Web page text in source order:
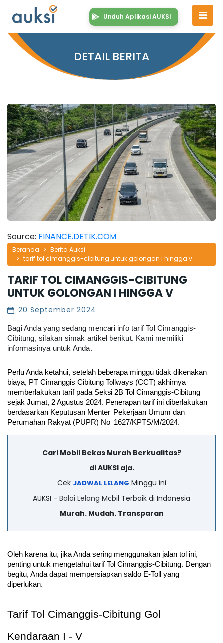
Unduh Aplikasi AUKSI
DETAIL BERITA
Beranda
Berita Auksi
tarif tol cimanggis-cibitung untuk golongan i hingga v
TARIF TOL CIMANGGIS-CIBITUNG
UNTUK GOLONGAN I HINGGA V
20 September 2024
Bagi Anda yang sedang mencari info tarif Tol Cimanggis-
Cibitung, silakan simak artikel berikut. Kami memiliki
informasinya untuk Anda.
Perlu Anda ketahui, setelah beberapa minggu tidak dikenakan
biaya, PT Cimanggis Cibitung Tollways (CCT) akhirnya
memberlakukan tarif pada Seksi 2B Tol Cimanggis-Cibitung
sejak Jumat, 2 Agustus 2024. Penerapan tarif ini diberlakukan
berdasarkan Keputusan Menteri Pekerjaan Umum dan
Perumahan Rakyat (PUPR) No. 1627/KPTS/M/2024.
Cari Mobil Bekas Murah Berkualitas?
di AUKSI aja.
Cek JADWAL LELANG Minggu ini
AUKSI - Balai Lelang Mobil Terbaik di Indonesia
Murah. Mudah. Transparan
Oleh karena itu, jika Anda sering menggunakan jalan tol ini,
penting untuk mengetahui tarif Tol Cimanggis-Cibitung. Dengan
begitu, Anda dapat mempersiapkan saldo E-Toll yang
diperlukan.
Tarif Tol Cimanggis-Cibitung Gol
Kendaraan I - V
Source: FINANCE.DETIK.COM